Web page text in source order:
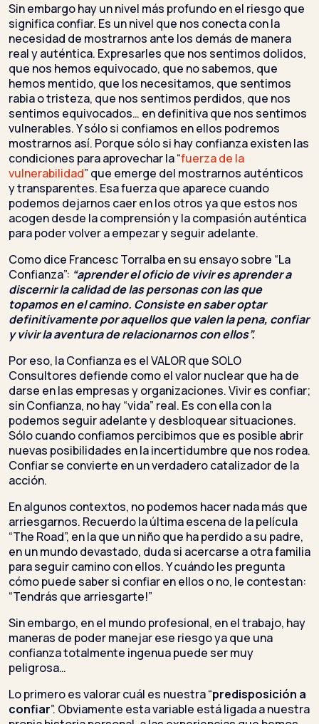
Sin embargo hay un nivel más profundo en el riesgo que
significa confiar. Es un nivel que nos conecta con la
necesidad de mostrarnos ante los demás de manera
real y auténtica. Expresarles que nos sentimos dolidos,
que nos hemos equivocado, que no sabemos, que
hemos mentido, que los necesitamos, que sentimos
rabia o tristeza, que nos sentimos perdidos, que nos
sentimos equivocados… en definitiva que nos sentimos
vulnerables. Y sólo si confiamos en ellos podremos
mostrarnos así. Porque sólo si hay confianza existen las
condiciones para aprovechar la “fuerza de la
vulnerabilidad” que emerge del mostrarnos auténticos
y transparentes. Esa fuerza que aparece cuando
podemos dejarnos caer en los otros ya que estos nos
acogen desde la comprensión y la compasión auténtica
para poder volver a empezar y seguir adelante.
Como dice Francesc Torralba en su ensayo sobre “La
Confianza”: “aprender el oficio de vivir es aprender a
discernir la calidad de las personas con las que
topamos en el camino. Consiste en saber optar
definitivamente por aquellos que valen la pena, confiar
y vivir la aventura de relacionarnos con ellos”.
Por eso, la Confianza es el VALOR que SOLO
Consultores defiende como el valor nuclear que ha de
darse en las empresas y organizaciones. Vivir es confiar;
sin Confianza, no hay “vida” real. Es con ella con la
podemos seguir adelante y desbloquear situaciones.
Sólo cuando confiamos percibimos que es posible abrir
nuevas posibilidades en la incertidumbre que nos rodea.
Confiar se convierte en un verdadero catalizador de la
acción.
En algunos contextos, no podemos hacer nada más que
arriesgarnos. Recuerdo la última escena de la película
“The Road”, en la que un niño que ha perdido a su padre,
en un mundo devastado, duda si acercarse a otra familia
para seguir camino con ellos. Y cuándo les pregunta
cómo puede saber si confiar en ellos o no, le contestan:
“Tendrás que arriesgarte!”
Sin embargo, en el mundo profesional, en el trabajo, hay
maneras de poder manejar ese riesgo ya que una
confianza totalmente ingenua puede ser muy
peligrosa…
Lo primero es valorar cuál es nuestra “predisposición a
confiar”. Obviamente esta variable está ligada a nuestra